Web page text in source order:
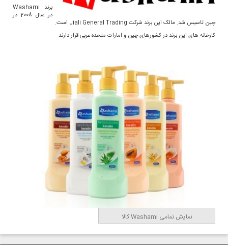
برند Washami
در سال 2008 در
چین تاسیس شد. مالک این برند شرکت Jiali General Trading است.
کارخانه های این برند در کشورهای چین و امارات متحده عربی قرار دارند.
نمایش تمامی Washami کالا